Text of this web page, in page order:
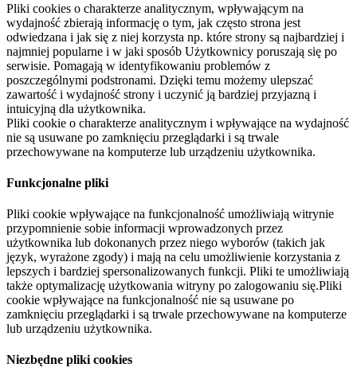
Pliki cookies o charakterze analitycznym, wpływającym na
wydajność zbierają informację o tym, jak często strona jest
odwiedzana i jak się z niej korzysta np. które strony są najbardziej i
najmniej popularne i w jaki sposób Użytkownicy poruszają się po
serwisie. Pomagają w identyfikowaniu problemów z
poszczególnymi podstronami. Dzięki temu możemy ulepszać
zawartość i wydajność strony i uczynić ją bardziej przyjazną i
intuicyjną dla użytkownika.
Pliki cookie o charakterze analitycznym i wpływające na wydajność
nie są usuwane po zamknięciu przeglądarki i są trwale
przechowywane na komputerze lub urządzeniu użytkownika.
Funkcjonalne pliki
Pliki cookie wpływające na funkcjonalność umożliwiają witrynie
przypomnienie sobie informacji wprowadzonych przez
użytkownika lub dokonanych przez niego wyborów (takich jak
język, wyrażone zgody) i mają na celu umożliwienie korzystania z
lepszych i bardziej spersonalizowanych funkcji. Pliki te umożliwiają
także optymalizację użytkowania witryny po zalogowaniu się.Pliki
cookie wpływające na funkcjonalność nie są usuwane po
zamknięciu przeglądarki i są trwale przechowywane na komputerze
lub urządzeniu użytkownika.
Niezbędne pliki cookies